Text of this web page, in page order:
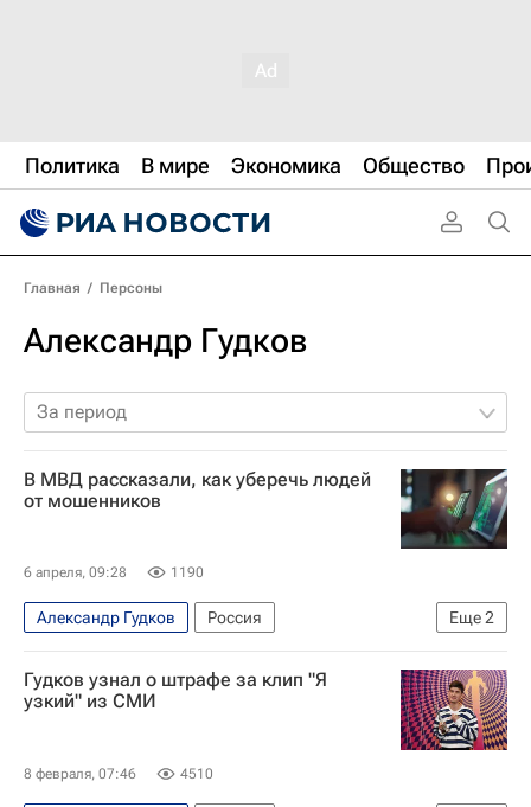
Политика В мире Экономика Общество
Главная / Персоны
Александр Гудков
За период
В МВД рассказали, как уберечь людей
от мошенников
6 апреля, 09:28 1190
Еще2
Александр Гудков
Россия
Санкт-Петербург
Ленинградская область
Гудков узнал о штрафе за клип "Я
узкий" из СМИ
8 февраля, 07:46 4510